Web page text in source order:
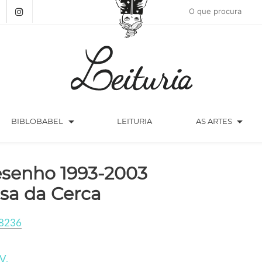
BIBLOBABEL arrow_drop_down LEITURIA AS ARTES arrow_drop_down
1993-2003
da Cerca